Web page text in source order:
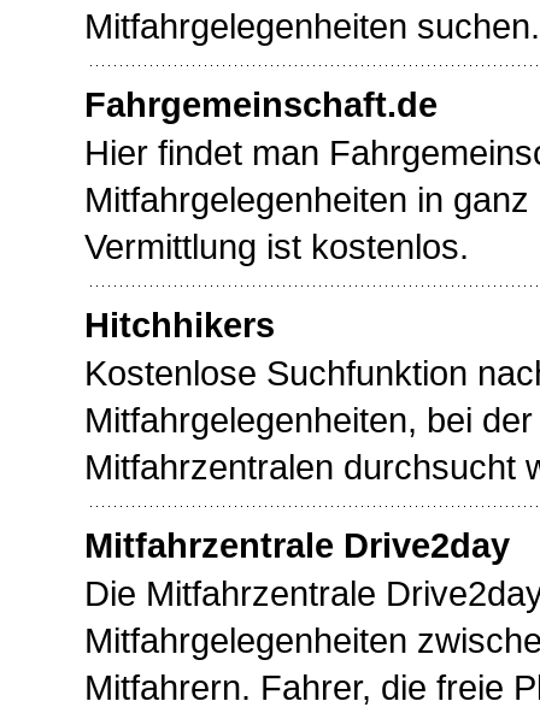
Mitfahrgelegenheiten suchen.
Fahrgemeinschaft.de
Hier findet man
Mitfahrgelegenheiten in
Vermittlung ist kostenlos.
Hitchhikers
Kostenlose Suchfunktion
Mitfahrgelegenheiten, bei
Mitfahrzentralen durchsucht
Mitfahrzentrale Drive2day
Die Mitfahrzentrale
Mitfahrgelegenheiten
Mitfahrern. Fahrer, die freie